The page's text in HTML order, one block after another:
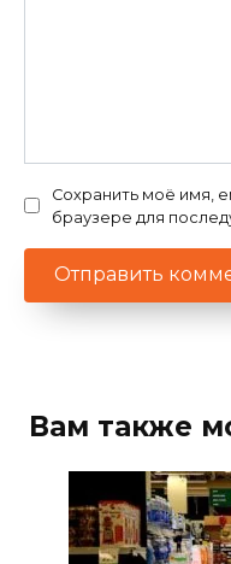
Сохранить моё имя,
браузере для
Вам также